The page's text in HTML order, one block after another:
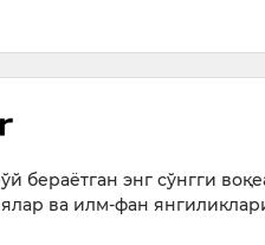
бераётган энг сўнгги
ва илм-фан